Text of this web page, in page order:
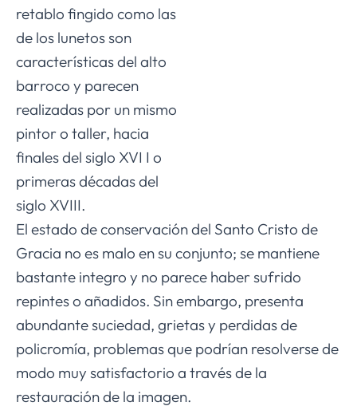
retablo fingido como las
de los lunetos son
características del alto
barroco y parecen
realizadas por un mismo
pintor o taller, hacia
finales del siglo XVI I o
primeras décadas del
siglo XVIII.
El estado de conservación del Santo Cristo de
Gracia no es malo en su conjunto; se mantiene
bastante integro y no parece haber sufrido
repintes o añadidos. Sin embargo, presenta
abundante suciedad, grietas y perdidas de
policromía, problemas que podrían resolverse de
modo muy satisfactorio a través de la
restauración de la imagen.